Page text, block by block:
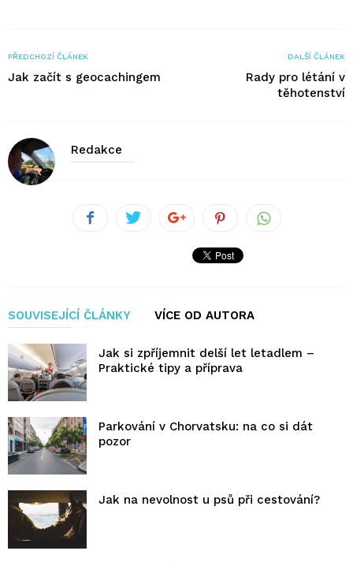
PŘEDCHOZÍ ČLÁNEK
Jak začít s geocachingem
DALŠÍ ČLÁNEK
Rady pro létání v
těhotenství
Redakce
SOUVISEJÍCÍ ČLÁNKY VÍCE OD AUTORA
Jak si zpříjemnit delší let letadlem –
Praktické tipy a příprava
Parkování v Chorvatsku: na co si dát
pozor
Jak na nevolnost u psů při cestování?